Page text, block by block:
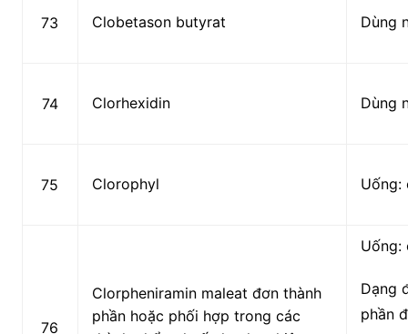
73 Clobetason butyrat Dùng
74 Clorhexidin Dùng
75 Clorophyl Uống:
76
Clorpheniramin maleat đơn thành
phần hoặc phối hợp trong các
Uống:
Dạng
phần